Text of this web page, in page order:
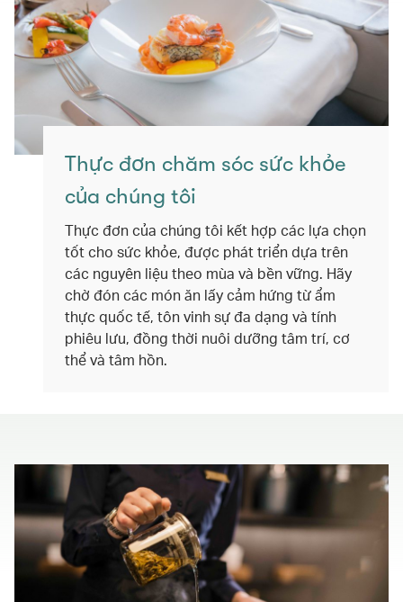
Thực đơn chăm sóc sức khỏe
của chúng tôi
Thực đơn của chúng tôi kết hợp các lựa chọn
tốt cho sức khỏe, được phát triển dựa trên
các nguyên liệu theo mùa và bền vững. Hãy
chờ đón các món ăn lấy cảm hứng từ ẩm
thực quốc tế, tôn vinh sự đa dạng và tính
phiêu lưu, đồng thời nuôi dưỡng tâm trí, cơ
thể và tâm hồn.